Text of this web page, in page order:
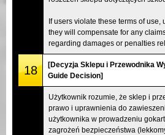
If users violate these terms of use,
they will compensate for any
regarding damages or penalties
18
[Decyzja Sklepu i Przewodnika
Guide Decision]
Użytkownik rozumie, że sklep i
prawo i uprawnienia do
użytkownika w prowadzeniu
zagrożeń bezpieczeństwa